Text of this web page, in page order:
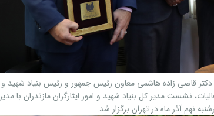
قاضی زاده هاشمی معاون رئیس جمهور و رئیس بنیاد شهید و
زیارتی عتبات عالیات، نشست مدیر کل بنیاد شهید و امور ایثارگران مازندران با مدیر
نهم آذر ماه در تهران برگزار شد.